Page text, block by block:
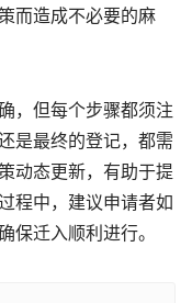
而造成不必要的麻
，但每个步骤都须注
是最终的登记，都需
动态更新，有助于提
程中，建议申请者如
保迁入顺利进行。